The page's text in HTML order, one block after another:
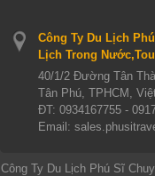
Công Ty Du Lịch
Lịch Trong
40/1/2 Đường Tân
Tân Phú, TPHCM,
ĐT: 0934167755 -
Email:
Công Ty Du Lịch Phú Sĩ